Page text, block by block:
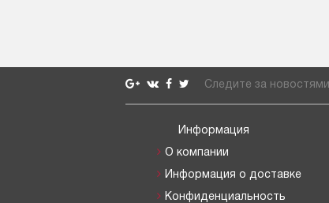
Следите за новостями
Информация
О компании
Информация о доставке
Конфиденциальность